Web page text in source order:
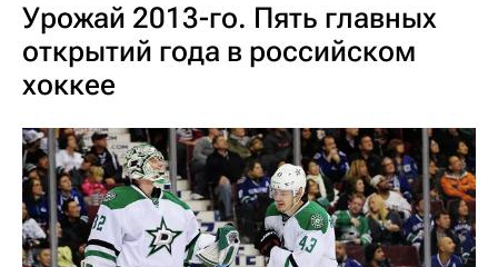
Урожай 2013-го. Пять главных
открытий года в российском
хоккее